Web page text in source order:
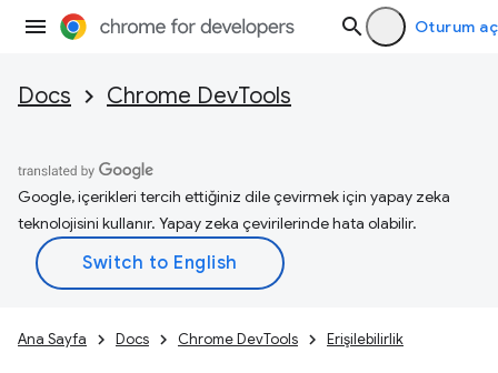
Oturum aç
Docs Chrome DevTools
Google, içerikleri tercih ettiğiniz dile çevirmek için yapay zeka
teknolojisini kullanır. Yapay zeka çevirilerinde hata olabilir.
Ana Sayfa Docs Chrome DevTools Erişilebilirlik